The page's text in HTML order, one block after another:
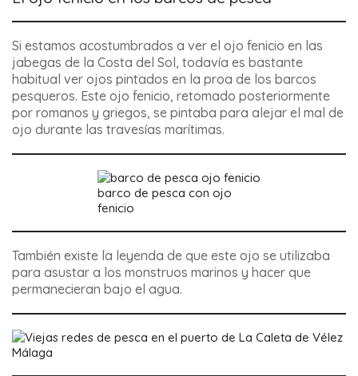
Si estamos acostumbrados a ver el ojo fenicio en las
jabegas de la Costa del Sol, todavía es bastante
habitual ver ojos pintados en la proa de los barcos
pesqueros. Este ojo fenicio, retomado posteriormente
por romanos y griegos, se pintaba para alejar el mal de
ojo durante las travesías marítimas.
barco de pesca con ojo
fenicio
También existe la leyenda de que este ojo se utilizaba
para asustar a los monstruos marinos y hacer que
permanecieran bajo el agua.